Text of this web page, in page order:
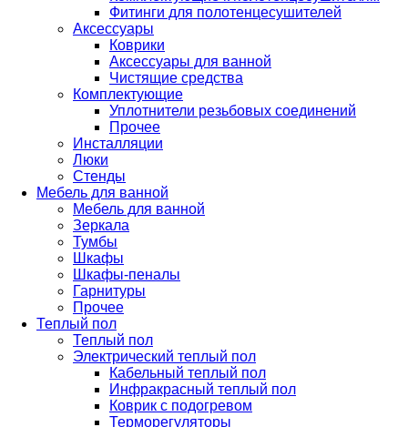
Фитинги для полотенцесушителей
Аксессуары
Коврики
Аксессуары для ванной
Чистящие средства
Комплектующие
Уплотнители резьбовых соединений
Прочее
Инсталляции
Люки
Стенды
Мебель для ванной
Мебель для ванной
Зеркала
Тумбы
Шкафы
Шкафы-пеналы
Гарнитуры
Прочее
Теплый пол
Теплый пол
Электрический теплый пол
Кабельный теплый пол
Инфракрасный теплый пол
Коврик с подогревом
Терморегуляторы